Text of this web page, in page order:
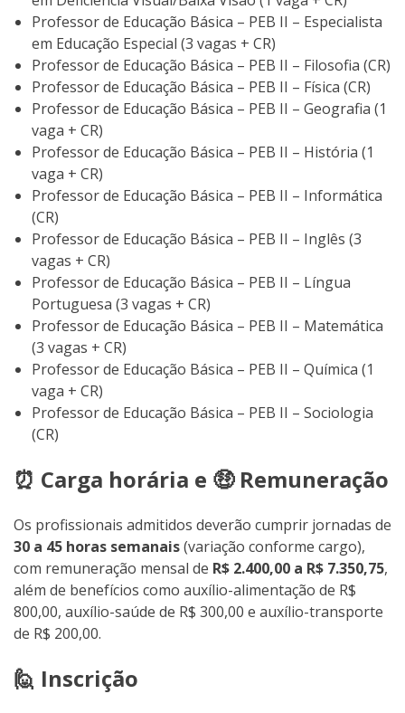
Professor de Educação Básica – PEB II – Especialista
em Educação Especial (3 vagas + CR)
Professor de Educação Básica – PEB II – Filosofia (CR)
Professor de Educação Básica – PEB II – Física (CR)
Professor de Educação Básica – PEB II – Geografia (1
vaga + CR)
Professor de Educação Básica – PEB II – História (1
vaga + CR)
Professor de Educação Básica – PEB II – Informática
(CR)
Professor de Educação Básica – PEB II – Inglês (3
vagas + CR)
Professor de Educação Básica – PEB II – Língua
Portuguesa (3 vagas + CR)
Professor de Educação Básica – PEB II – Matemática
(3 vagas + CR)
Professor de Educação Básica – PEB II – Química (1
vaga + CR)
Professor de Educação Básica – PEB II – Sociologia
(CR)
⏰ Carga horária e 🤑 Remuneração
Os profissionais admitidos deverão cumprir jornadas de
30 a 45 horas semanais(variação conforme cargo),
com remuneração mensal de R$ 2.400,00 a R$ 7.350,75,
além de benefícios como auxílio-alimentação de R$
800,00, auxílio-saúde de R$ 300,00 e auxílio-transporte
de R$ 200,00.
🙋 Inscrição